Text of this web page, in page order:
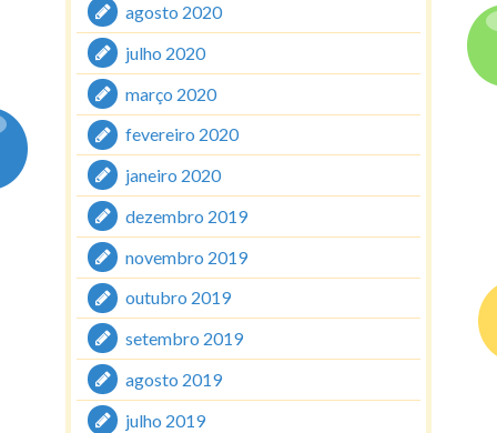
agosto 2020
julho 2020
março 2020
fevereiro 2020
janeiro 2020
dezembro 2019
novembro 2019
outubro 2019
setembro 2019
agosto 2019
julho 2019